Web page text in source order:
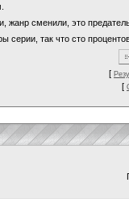
жанр сменили, это
серии, так что сто
[
[